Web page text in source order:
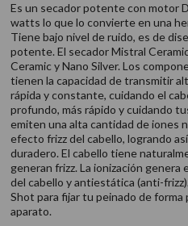
Es un secador potente con motor
watts lo que lo convierte en una
Tiene bajo nivel de ruido, es de
potente. El secador Mistral
Ceramic y Nano Silver. Los
tienen la capacidad de transmitir
rápida y constante, cuidando el
profundo, más rápido y cuidando
emiten una alta cantidad de iones
efecto frizz del cabello, logrando
duradero. El cabello tiene
generan frizz. La ionización
del cabello y antiestática (anti-
Shot para fijar tu peinado de forma
aparato.